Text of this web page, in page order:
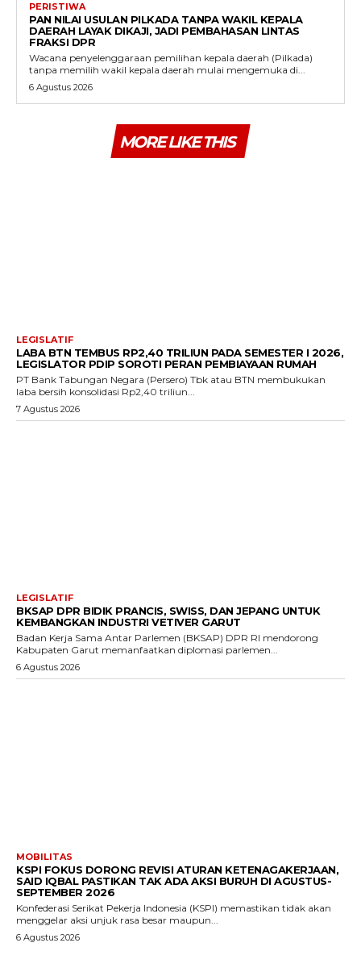
PERISTIWA
PAN NILAI USULAN PILKADA TANPA WAKIL KEPALA
DAERAH LAYAK DIKAJI, JADI PEMBAHASAN LINTAS
FRAKSI DPR
Wacana penyelenggaraan pemilihan kepala daerah (Pilkada)
tanpa memilih wakil kepala daerah mulai mengemuka di...
6 Agustus 2026
MORE LIKE THIS
LEGISLATIF
LABA BTN TEMBUS RP2,40 TRILIUN PADA SEMESTER I 2026,
LEGISLATOR PDIP SOROTI PERAN PEMBIAYAAN RUMAH
PT Bank Tabungan Negara (Persero) Tbk atau BTN membukukan
laba bersih konsolidasi Rp2,40 triliun...
7 Agustus 2026
LEGISLATIF
BKSAP DPR BIDIK PRANCIS, SWISS, DAN JEPANG UNTUK
KEMBANGKAN INDUSTRI VETIVER GARUT
Badan Kerja Sama Antar Parlemen (BKSAP) DPR RI mendorong
Kabupaten Garut memanfaatkan diplomasi parlemen...
6 Agustus 2026
MOBILITAS
KSPI FOKUS DORONG REVISI ATURAN KETENAGAKERJAAN,
SAID IQBAL PASTIKAN TAK ADA AKSI BURUH DI AGUSTUS-
SEPTEMBER 2026
Konfederasi Serikat Pekerja Indonesia (KSPI) memastikan tidak akan
menggelar aksi unjuk rasa besar maupun...
6 Agustus 2026